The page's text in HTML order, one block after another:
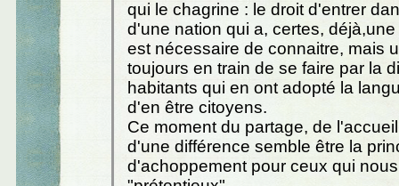
qui le chagrine : le droit d'entrer
d'une nation qui a, certes,
est nécessaire de connaitre, mais
toujours en train de se faire par la
habitants qui en ont adopté la
d'en être citoyens.
Ce moment du partage, de
d'une différence semble être la
d'achoppement pour ceux qui